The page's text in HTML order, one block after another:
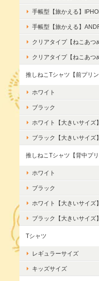
手帳型【旅かえる】
手帳型【旅かえる】
クリアタイプ【ねこあつ
クリアタイプ【ねこあつ
推しねこTシャツ【前プリン
ホワイト
ブラック
ホワイト【大きいサイズ】
ブラック【大きいサイズ】
推しねこTシャツ【背中プリ
ホワイト
ブラック
ホワイト【大きいサイズ】
ブラック【大きいサイズ】
Tシャツ
レギュラーサイズ
キッズサイズ